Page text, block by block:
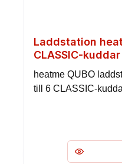
Laddstation
CLASSIC-kuddar
heatme QUBO
till 6 CLASSIC-